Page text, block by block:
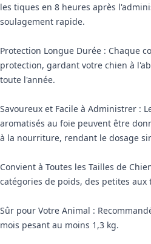
les tiques en 8 heures après
soulagement rapide.
Protection Longue Durée : Chaque
protection, gardant votre chien à
toute l'année.
Savoureux et Facile à Administrer :
aromatisés au foie peuvent être
à la nourriture, rendant le dosage
Convient à Toutes les Tailles de
catégories de poids, des petites aux
Sûr pour Votre Animal :
mois pesant au moins 1,3 kg.